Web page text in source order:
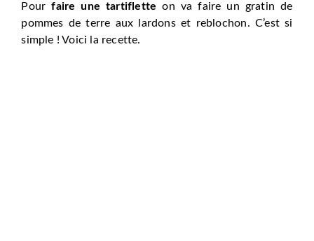
Pourfaire une tartiflette on va faire un gratin de
pommes de terre aux lardons et reblochon. C’est si
simple ! Voici la recette.